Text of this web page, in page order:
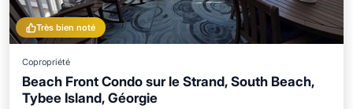
Très bien noté
Copropriété
Beach Front Condo sur le Strand, South Beach,
Tybee Island, Géorgie